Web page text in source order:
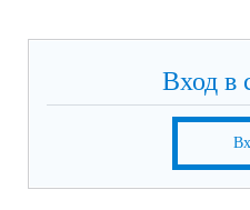
Вход в